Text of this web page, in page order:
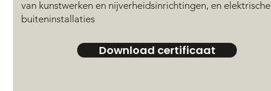
van kunstwerken en nijverheidsinrichtingen, en elektrische
buiteninstallaties
Download certificaat